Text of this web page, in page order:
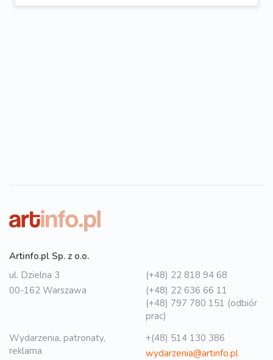
Artinfo.pl Sp. z o.o.
ul. Dzielna 3
00-162 Warszawa
(+48) 22 818 94 68
(+48) 22 636 66 11
(+48) 797 780 151 (odbiór
prac)
Wydarzenia, patronaty,
reklama
+(48) 514 130 386
wydarzenia@artinfo.pl